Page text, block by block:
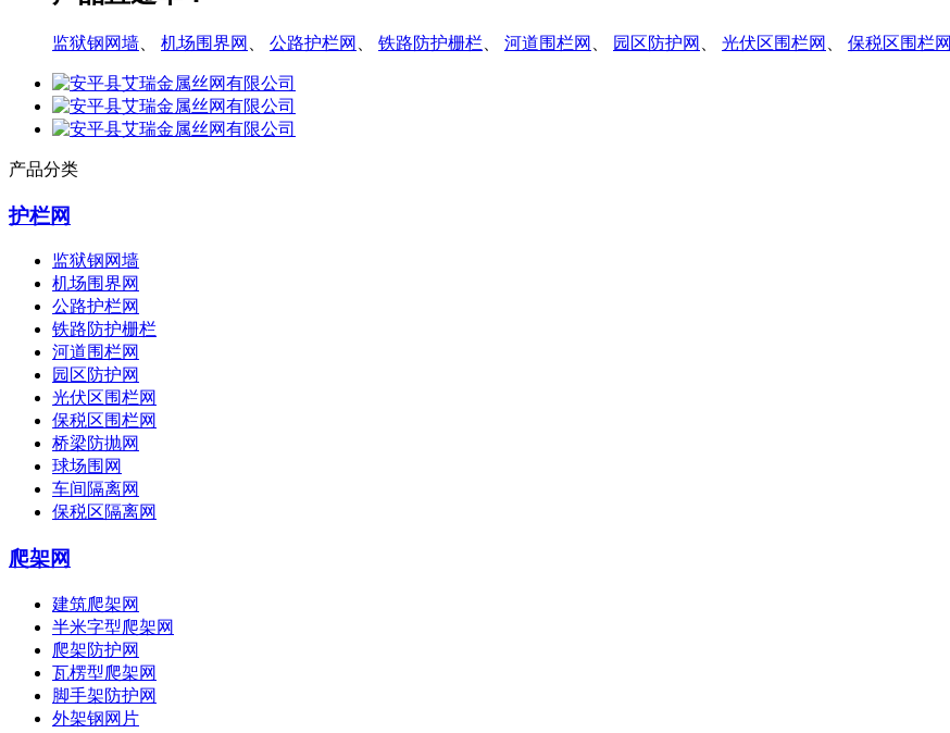
监狱钢网墙 机场围界网 公路护栏网 铁路防护栅栏 河道围栏网 园区防护网 光伏区围栏网 保税区围栏网
产品分类
护栏网
监狱钢网墙
机场围界网
公路护栏网
铁路防护栅栏
河道围栏网
园区防护网
光伏区围栏网
保税区围栏网
桥梁防抛网
球场围网
车间隔离网
保税区隔离网
爬架网
建筑爬架网
半米字型爬架网
爬架防护网
瓦楞型爬架网
脚手架防护网
外架钢网片